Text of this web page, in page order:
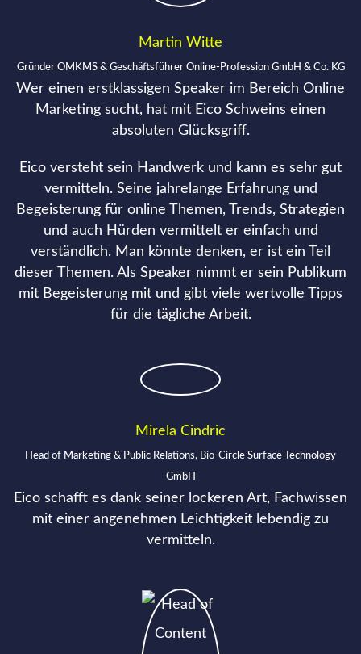
Martin Witte
Gründer OMKMS & Geschäftsführer Online-Profession GmbH & Co. KG
Wer einen erstklassigen Speaker im Bereich Online
Marketing sucht, hat mit Eico Schweins einen
absoluten Glücksgriff.
Eico versteht sein Handwerk und kann es sehr gut
vermitteln. Seine jahrelange Erfahrung und
Begeisterung für online Themen, Trends, Strategien
und auch Hürden vermittelt er einfach und
verständlich. Man könnte denken, er ist ein Teil
dieser Themen. Als Speaker nimmt er sein Publikum
mit Begeisterung mit und gibt viele wertvolle Tipps
für die tägliche Arbeit.
Mirela Cindric
Head of Marketing & Public Relations, Bio-Circle Surface Technology
GmbH
Eico schafft es dank seiner lockeren Art, Fachwissen
mit einer angenehmen Leichtigkeit lebendig zu
vermitteln.